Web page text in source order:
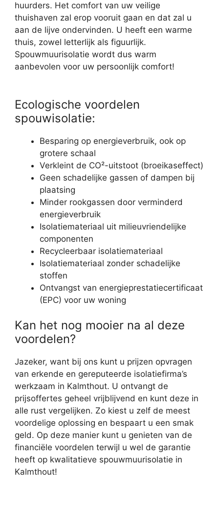
huurders. Het comfort van uw veilige
thuishaven zal erop vooruit gaan en dat zal u
aan de lijve ondervinden. U heeft een warme
thuis, zowel letterlijk als figuurlijk.
Spouwmuurisolatie wordt dus warm
aanbevolen voor uw persoonlijk comfort!
Ecologische voordelen
spouwisolatie:
Besparing op energieverbruik, ook op
grotere schaal
Verkleint de CO²-uitstoot (broeikaseffect)
Geen schadelijke gassen of dampen bij
plaatsing
Minder rookgassen door verminderd
energieverbruik
Isolatiemateriaal uit milieuvriendelijke
componenten
Recycleerbaar isolatiemateriaal
Isolatiemateriaal zonder schadelijke
stoffen
Ontvangst van energieprestatiecertificaat
(EPC) voor uw woning
Kan het nog mooier na al deze
voordelen?
Jazeker, want bij ons kunt u prijzen opvragen
van erkende en gereputeerde isolatiefirma’s
werkzaam in Kalmthout. U ontvangt de
prijsoffertes geheel vrijblijvend en kunt deze in
alle rust vergelijken. Zo kiest u zelf de meest
voordelige oplossing en bespaart u een smak
geld. Op deze manier kunt u genieten van de
financiële voordelen terwijl u wel de garantie
heeft op kwalitatieve spouwmuurisolatie in
Kalmthout!